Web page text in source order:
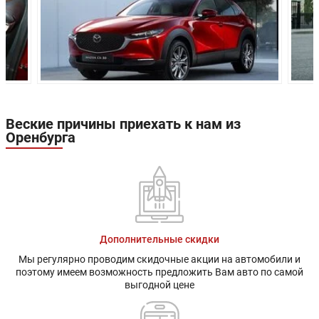
Привод: Передний Передний
Передняя
подвеска:
Независимая,
пружинная
пружинная
Полунезависимая,
тормоза:
вентилируемые
Владивосток
3 года или 100 000 км пробега
Веские причины приехать к нам из
Оренбурга
Дополнительные скидки
Мы регулярно проводим скидочные акции на автомобили и
поэтому имеем возможность предложить Вам авто по самой
выгодной цене